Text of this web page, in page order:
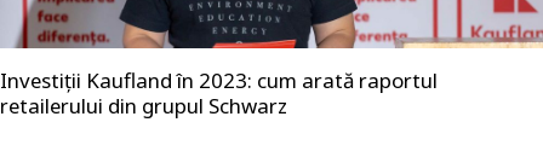
Investiții Kaufland în 2023: cum arată raportul
retailerului din grupul Schwarz